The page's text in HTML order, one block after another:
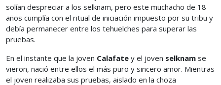
solían despreciar a los selknam, pero este muchacho de 18
años cumplía con el ritual de iniciación impuesto por su tribu y
debía permanecer entre los tehuelches para superar las
pruebas.
En el instante que la joven Calafate y el joven selknam se
vieron, nació entre ellos el más puro y sincero amor. Mientras
el joven realizaba sus pruebas, aislado en la choza